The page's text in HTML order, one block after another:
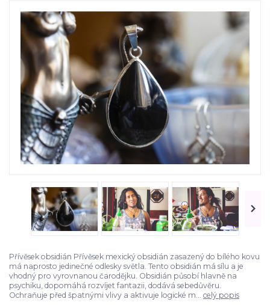
Přívěsek obsidián Přívěsek mexický obsidián zasazený do bílého kovu
má naprosto jedinečné odlesky světla. Tento obsidián má sílu a je
vhodný pro vyrovnanou čarodějku. Obsidián působí hlavně na
psychiku, dopomáhá rozvíjet fantazii, dodává sebedůvěru.
Ochraňuje před špatnými vlivy a aktivuje logické m... celý popis